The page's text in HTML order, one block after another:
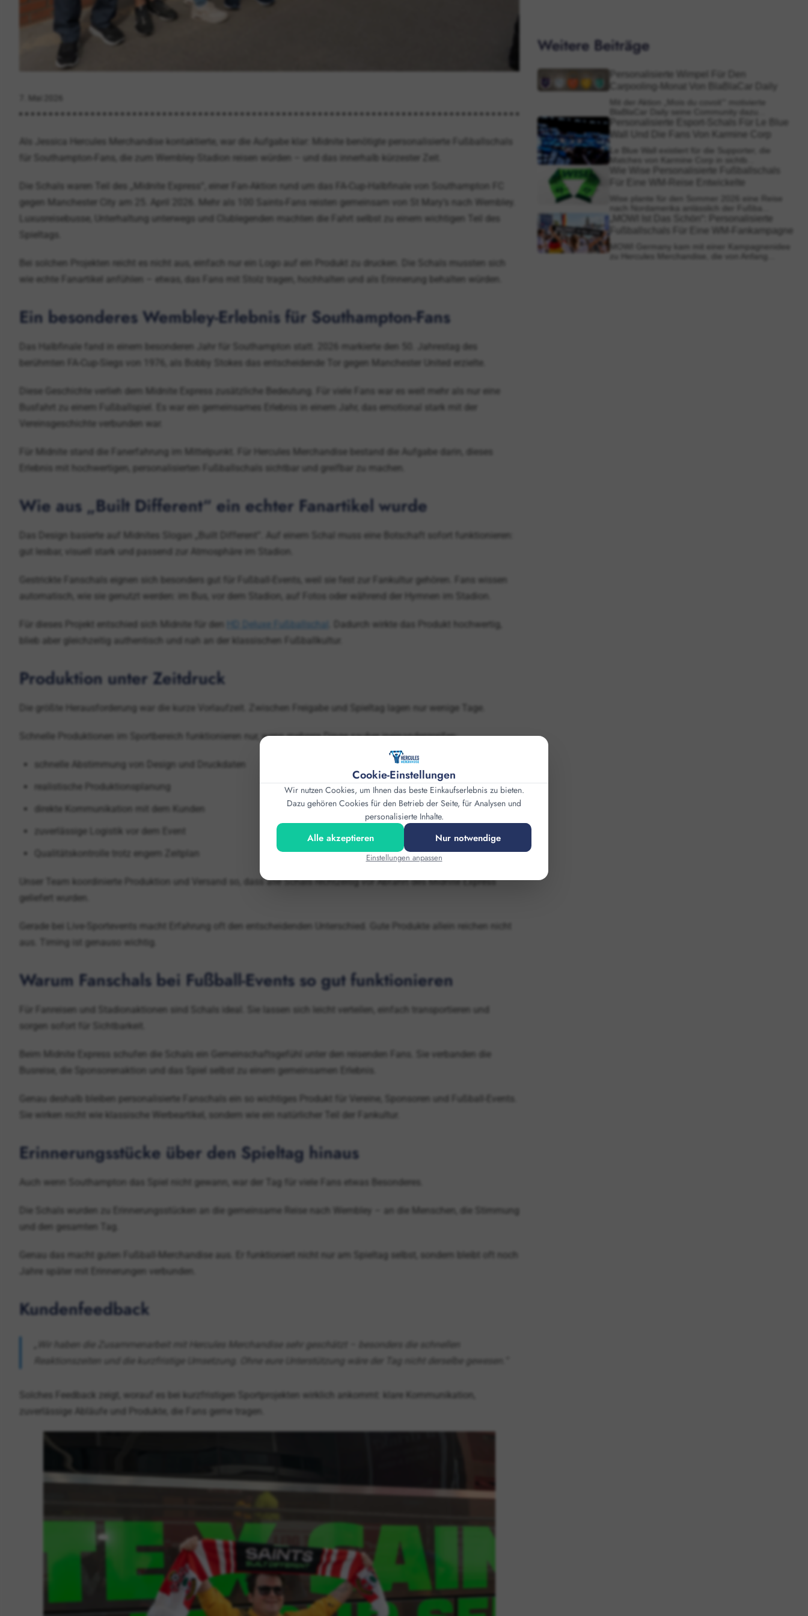
7. Mai 2026
Als Jessica Hercules Merchandise kontaktierte, war die Aufgabe klar: Midnite benötigte personalisierte Fußballschals
für Southampton-Fans, die zum Wembley-Stadion reisen würden – und das innerhalb kürzester Zeit.
Die Schals waren Teil des „Midnite Express“, einer Fan-Aktion rund um das FA-Cup-Halbfinale von Southampton FC
gegen Manchester City am 25. April 2026. Mehr als 100 Saints-Fans reisten gemeinsam von St Mary’s nach Wembley.
Luxusreisebusse, Unterhaltung unterwegs und Clublegenden machten die Fahrt selbst zu einem wichtigen Teil des
Spieltags.
Bei solchen Projekten reicht es nicht aus, einfach nur ein Logo auf ein Produkt zu drucken. Die Schals mussten sich
wie echte Fanartikel anfühlen – etwas, das Fans mit Stolz tragen, hochhalten und als Erinnerung behalten würden.
Ein besonderes Wembley-Erlebnis für Southampton-Fans
Das Halbfinale fand in einem besonderen Jahr für Southampton statt. 2026 markierte den 50. Jahrestag des
berühmten FA-Cup-Siegs von 1976, als Bobby Stokes das entscheidende Tor gegen Manchester United erzielte.
Diese Geschichte verlieh dem Midnite Express zusätzliche Bedeutung. Für viele Fans war es weit mehr als nur eine
Busfahrt zu einem Fußballspiel. Es war ein gemeinsames Erlebnis in einem Jahr, das emotional stark mit der
Vereinsgeschichte verbunden war.
Für Midnite stand die Fanerfahrung im Mittelpunkt. Für Hercules Merchandise bestand die Aufgabe darin, dieses
Erlebnis mit hochwertigen, personalisierten Fußballschals sichtbar und greifbar zu machen.
Wie aus „Built Different“ ein echter Fanartikel wurde
Das Design basierte auf Midnites Slogan „Built Different“. Auf einem Schal muss eine Botschaft sofort funktionieren:
gut lesbar, visuell stark und passend zur Atmosphäre im Stadion.
Gestrickte Fanschals eignen sich besonders gut für Fußball-Events, weil sie fest zur Fankultur gehören. Fans wissen
automatisch, wie sie genutzt werden: im Bus, vor dem Stadion, auf Fotos oder während der Hymnen im Stadion.
Für dieses Projekt entschied sich Midnite für den HD Deluxe Fußballschal
. Dadurch wirkte das Produkt hochwertig,
blieb aber gleichzeitig authentisch und nah an der klassischen Fußballkultur.
Produktion unter Zeitdruck
Die größte Herausforderung war die kurze Vorlaufzeit. Zwischen Freigabe und Spieltag lagen nur wenige Tage.
Schnelle Produktionen im Sportbereich funktionieren nur, wenn mehrere Dinge sauber ineinandergreifen:
schnelle Abstimmung von Design und Druckdaten
realistische Produktionsplanung
direkte Kommunikation mit dem Kunden
zuverlässige Logistik vor dem Event
Qualitätskontrolle trotz engem Zeitplan
Unser Team koordinierte Produktion und Versand so, dass alle Schals rechtzeitig vor Abfahrt des Midnite Express
geliefert wurden.
Gerade bei Live-Sportevents macht Erfahrung oft den entscheidenden Unterschied. Gute Produkte allein reichen nicht
aus. Timing ist genauso wichtig.
Warum Fanschals bei Fußball-Events so gut funktionieren
Für Fanreisen und Stadionaktionen sind Schals ideal. Sie lassen sich leicht verteilen, einfach transportieren und
sorgen sofort für Sichtbarkeit.
Beim Midnite Express schufen die Schals ein Gemeinschaftsgefühl unter den reisenden Fans. Sie verbanden die
Busreise, die Sponsorenaktion und das Spiel selbst zu einem gemeinsamen Erlebnis.
Genau deshalb bleiben personalisierte Fanschals ein so wichtiges Produkt für Vereine, Sponsoren und Fußball-Events.
Sie wirken nicht wie klassische Werbeartikel, sondern wie ein natürlicher Teil der Fankultur.
Erinnerungsstücke über den Spieltag hinaus
Auch wenn Southampton das Spiel nicht gewann, war der Tag für viele Fans etwas Besonderes.
Die Schals wurden zu Erinnerungsstücken an die gemeinsame Reise nach Wembley – an die Menschen, die Stimmung
und den gesamten Tag.
Genau das macht guten Fußball-Merchandise aus. Er funktioniert nicht nur am Spieltag selbst, sondern bleibt oft noch
Jahre später mit Erinnerungen verbunden.
Kundenfeedback
„Wir haben die Zusammenarbeit mit Hercules Merchandise sehr geschätzt – besonders die schnellen
Reaktionszeiten und die kurzfristige Umsetzung. Ohne eure Unterstützung wäre der Tag nicht derselbe gewesen.“
Solches Feedback zeigt, worauf es bei kurzfristigen Sportprojekten wirklich ankommt: klare Kommunikation,
zuverlässige Abläufe und Produkte, die Fans gerne tragen.
Weitere Beiträge
Personalisierte Wimpel Für Den
Wall Und Die Fans Von Karmine Corp
Le Blue Wall existiert für die Supporter, die
Fußballschals Für Eine WM-Fankampagne
Cookie-Einstellungen
Wir nutzen Cookies, um Ihnen das beste Einkaufserlebnis zu bieten.
Dazu gehören Cookies für den Betrieb der Seite, für Analysen und
personalisierte Inhalte.
Alle akzeptieren Nur notwendige
Einstellungen anpassen